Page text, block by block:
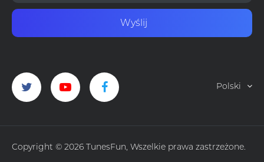
Wyślij
Polski
Copyright © 2026 TunesFun, Wszelkie prawa zastrzeżone.